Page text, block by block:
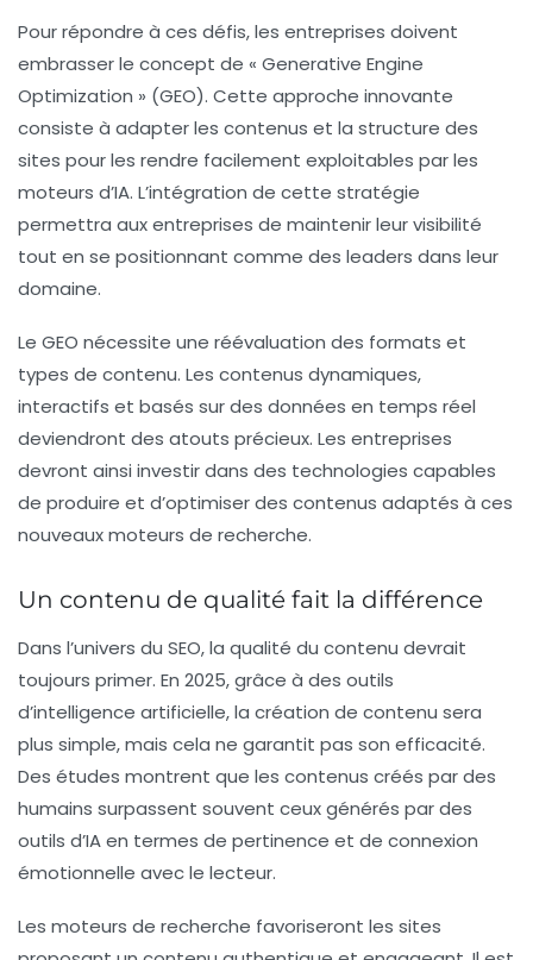
Pour répondre à ces défis, les entreprises doivent
embrasser le concept de « Generative Engine
Optimization » (GEO). Cette approche innovante
consiste à adapter les contenus et la structure des
sites pour les rendre facilement exploitables par les
moteurs d’IA. L’intégration de cette stratégie
permettra aux entreprises de maintenir leur visibilité
tout en se positionnant comme des leaders dans leur
domaine.
Le GEO nécessite une réévaluation des formats et
types de contenu. Les contenus dynamiques,
interactifs et basés sur des données en temps réel
deviendront des atouts précieux. Les entreprises
devront ainsi investir dans des technologies capables
de produire et d’optimiser des contenus adaptés à ces
nouveaux moteurs de recherche.
Un contenu de qualité fait la différence
Dans l’univers du SEO, la qualité du contenu devrait
toujours primer. En 2025, grâce à des outils
d’intelligence artificielle, la création de contenu sera
plus simple, mais cela ne garantit pas son efficacité.
Des études montrent que les contenus créés par des
humains surpassent souvent ceux générés par des
outils d’IA en termes de pertinence et de connexion
émotionnelle avec le lecteur.
Les moteurs de recherche favoriseront les sites